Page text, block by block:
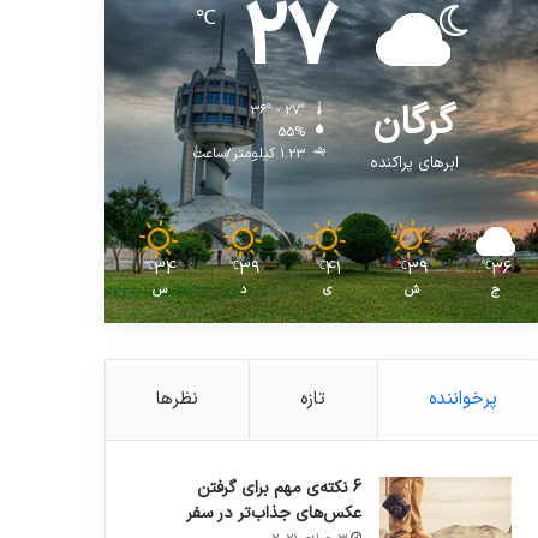
گرگان
ابرهای پراکنده
27
℃
36º - 27º
55%
1.23 کیلومتر/ساعت
36
℃
ج
39
℃
ش
41
℃
ی
39
℃
د
34
℃
س
پرخواننده تازه نظرها
6 نکته‌ی مهم برای گرفتن
عکس‌های جذاب‌تر در سفر